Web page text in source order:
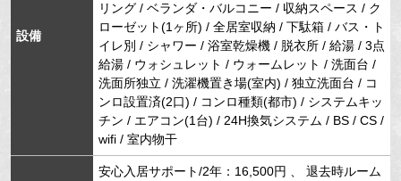
設備
リング / ベランダ・バルコニー / 収納スペース / ク
ローゼット(1ヶ所) / 全居室収納 / 下駄箱 / バス・ト
イレ別 / シャワー / 浴室乾燥機 / 脱衣所 / 給湯 / 3点
給湯 / ウォシュレット / ウォームレット / 洗面台 /
洗面所独立 / 洗濯機置き場(室内) / 独立洗面台 / コ
ンロ設置済(2口) / コンロ種類(都市) / システムキッ
チン / エアコン(1台) / 24H換気システム / BS / CS /
wifi / 室内物干
安心入居サポート/2年：16,500円 、 退去時ルーム